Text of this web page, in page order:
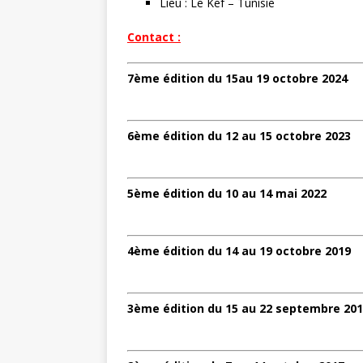
Contact :
7ème édition du 15au 19 octobre 2024
6ème édition du 12 au 15 octobre 2023
5ème édition du 10 au 14 mai 2022
4ème édition du 14 au 19 octobre 2019
3ème édition du 15 au 22 septembre